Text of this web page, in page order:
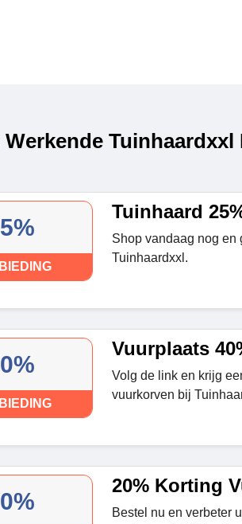
Werkende
Tuinhaard
Shop vandaag nog en
Tuinhaardxxl.
Vuurplaats
Volg de link en krijg
vuurkorven bij
20% Korting
Bestel nu en verbeter